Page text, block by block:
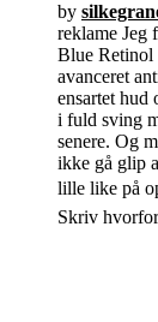
by
reklame Jeg
Blue Retinol
avanceret
ensartet hud
i fuld sving
senere. Og
ikke gå glip
lille like på
Skriv